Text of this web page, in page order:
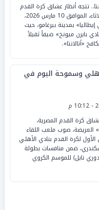
تتجه أنظار عشاق كرة القدم
العالمية مساء اليوم الثلاثاء، الموافق 10 مارس 2026،
بمدينة بيرغامو، حيث
بايرن ميونخ» ضيفاً ثقيلاً
«أتالانتا».
وسموحة اليوم في
كرة القدم المصرية،
العريضة، صوب ملعب اللقاء
الأول لكرة القدم بنادي الأهلي
ضمن منافسات بطولة
نايل) للموسم الكروي